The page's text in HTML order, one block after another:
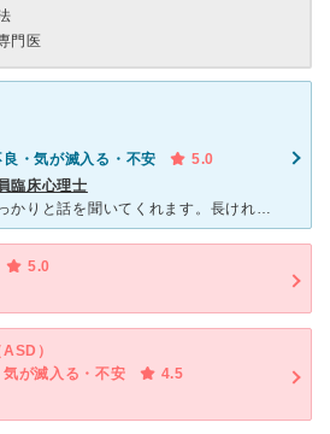
門医
・気が滅入る・不安
5.0
臨床心理士
まず医師がじっくり、しっかりと話を聞いてくれます。長ければ30分くらいでも話を聞いてくれるので話しているうちに自分が抱えている問題が整理されていきます。 また、薬は最低限で、精神療法を基本としていま
5.0
）
が滅入る・不安
4.5